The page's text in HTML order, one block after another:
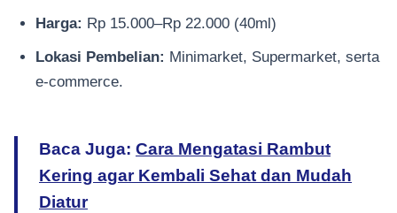
Harga: Rp 15.000–Rp 22.000 (40ml)
Lokasi Pembelian: Minimarket, Supermarket, serta
e-commerce.
Baca Juga: Cara Mengatasi Rambut
Kering agar Kembali Sehat dan Mudah
Diatur